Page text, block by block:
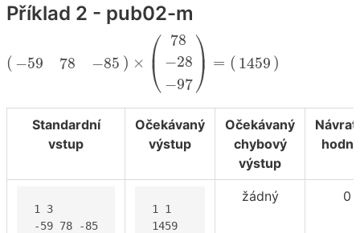
Příklad 2 - pub02-m
( −59 78 −85 ) × ⎛
⎜
⎝
78
−28
−97
⎞
⎟
⎠ = ( 1459 )
28− 97 =
Standardní
vstup
Očekávaný
výstup
Očekávaný
chybový
výstup
1 3
-59 78 -85
1 1
1459
žádný 0